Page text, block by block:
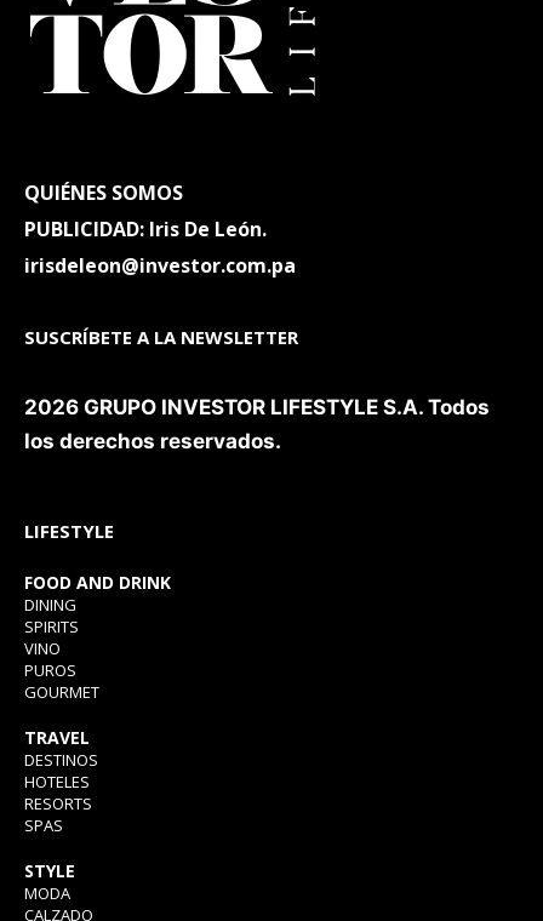
QUIÉNES SOMOS
PUBLICIDAD: Iris De León.
irisdeleon@investor.com.pa
SUSCRÍBETE A LA NEWSLETTER
2026 GRUPO INVESTOR LIFESTYLE S.A. Todos
los derechos reservados.
LIFESTYLE
FOOD AND DRINK
DINING
SPIRITS
VINO
PUROS
GOURMET
TRAVEL
DESTINOS
HOTELES
RESORTS
SPAS
STYLE
MODA
CALZADO